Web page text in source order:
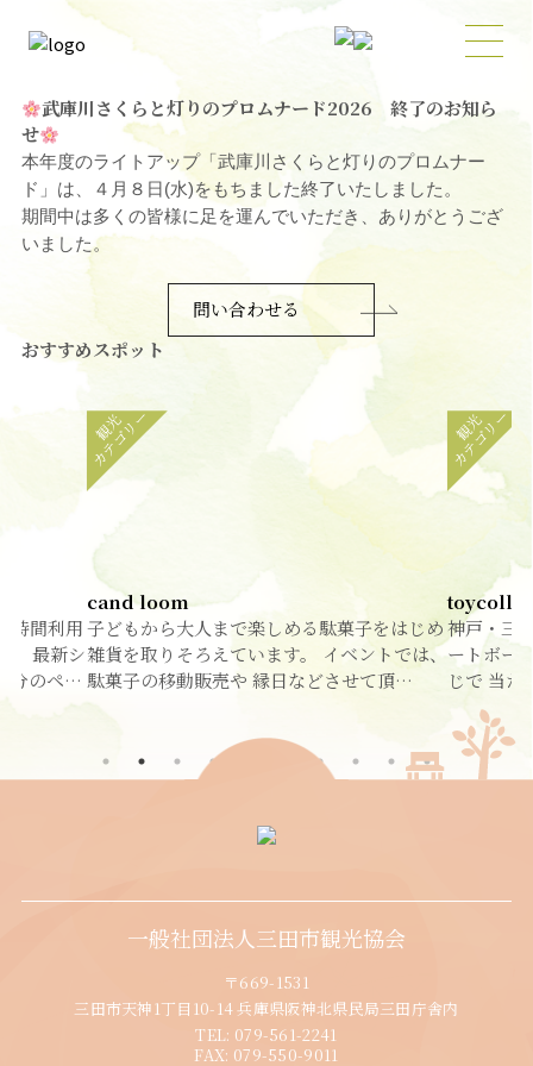
武庫川さくらと灯りのプロムナード2026 終了のお知ら
せ
本年度のライトアップ「武庫川さくらと灯りのプロムナー
ド」は、４月８日(水)をもちました終了いたしました。
期間中は多くの皆様に足を運んでいただき、ありがとうござ
いました。
問い合わせる
おすすめスポット
時間利用
。 最新シ
分のペ…
観光
カテゴリー
cand loom
子どもから大人まで楽しめる駄菓子をはじめ
雑貨を取りそろえています。 イベントでは、
駄菓子の移動販売や 縁日などさせて頂…
観光
カテゴリー
神戸・三
ートボー
じで 当
一般社団法人三田市観光協会
〒669-1531
三田市天神1丁目10-14 兵庫県阪神北県民局三田庁舎内
TEL: 079-561-2241
FAX: 079-550-9011